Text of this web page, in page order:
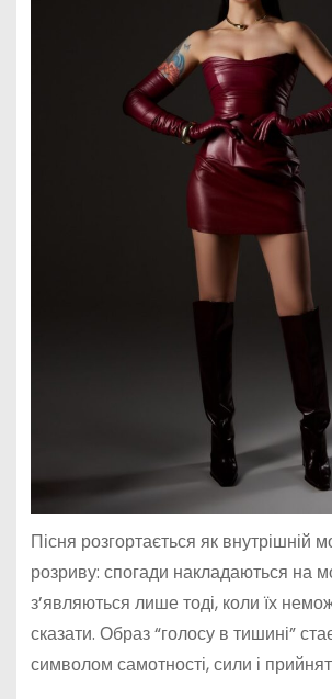
Пісня розгортається як внутрішній
розриву: спогади накладаються на
з’являються лише тоді, коли їх
сказати. Образ “голосу в тишині”
символом самотності, сили і